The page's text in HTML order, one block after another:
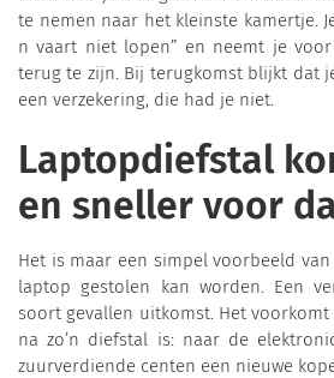
te nemen naar het kleinste kamertje.
n vaart niet lopen” en neemt je
terug te zijn. Bij terugkomst blijkt dat
een verzekering, die had je niet.
Laptopdiefstal
en sneller voor
Het is maar een simpel voorbeeld
laptop gestolen kan worden. Een
soort gevallen uitkomst. Het
na zo’n diefstal is: naar de
zuurverdiende centen een nieuwe